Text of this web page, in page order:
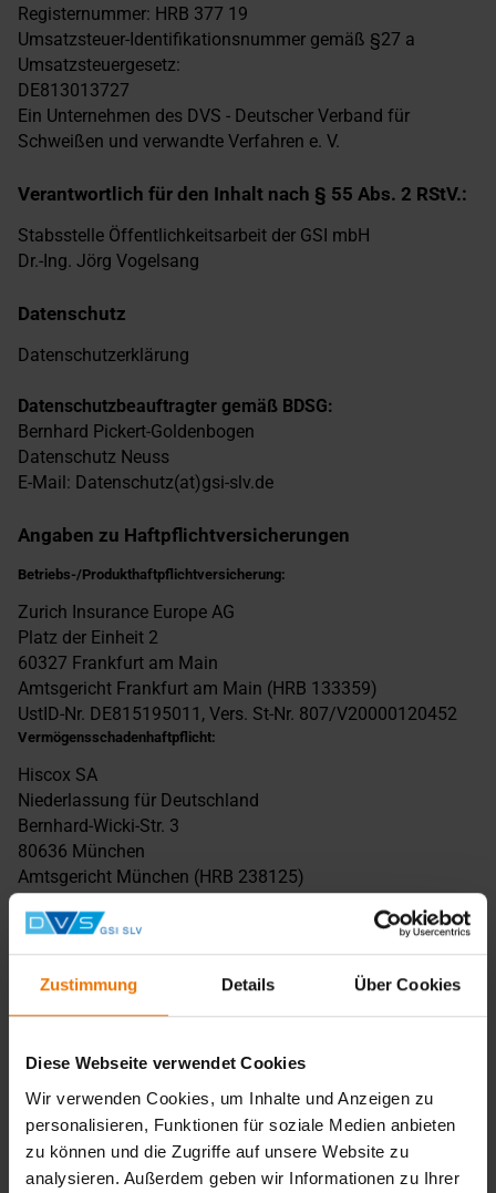
Zustimmung Details Über Cookies
Diese Webseite verwendet Cookies
Wir verwenden Cookies, um Inhalte und Anzeigen zu
personalisieren, Funktionen für soziale Medien anbieten
zu können und die Zugriffe auf unsere Website zu
analysieren. Außerdem geben wir Informationen zu Ihrer
Registernummer: HRB 377 19
Umsatzsteuer-Identifikationsnummer gemäß §27 a
Umsatzsteuergesetz:
DE813013727
Ein Unternehmen des DVS - Deutscher Verband für
Schweißen und verwandte Verfahren e. V.
Verantwortlich für den Inhalt nach § 55 Abs. 2 RStV.:
Stabsstelle Öffentlichkeitsarbeit der GSI mbH
Dr.-Ing. Jörg Vogelsang
Datenschutz
Datenschutzerklärung
Datenschutzbeauftragter gemäß BDSG:
Bernhard Pickert-Goldenbogen
Datenschutz Neuss
E-Mail: Datenschutz(at)gsi-slv.de
Angaben zu Haftpflichtversicherungen
Betriebs-/Produkthaftpflichtversicherung:
Zurich Insurance Europe AG
Platz der Einheit 2
60327 Frankfurt am Main
Amtsgericht Frankfurt am Main (HRB 133359)
UstID-Nr. DE815195011, Vers. St-Nr. 807/V20000120452
Vermögensschadenhaftpflicht:
Hiscox SA
Niederlassung für Deutschland
Bernhard-Wicki-Str. 3
80636 München
Amtsgericht München (HRB 238125)
Dr.-Ing. Jörg Vogelsang
Tel.: +49 203 3781-119
eigene Inhalte auf diesen Seiten nach den allgemeinen
Gesetzen verantwortlich. Nach §§ 8 bis 10 TMG sind wir
als Diensteanbieter jedoch nicht verpflichtet, übermittelte
oder gespeicherte fremde Informationen zu überwachen